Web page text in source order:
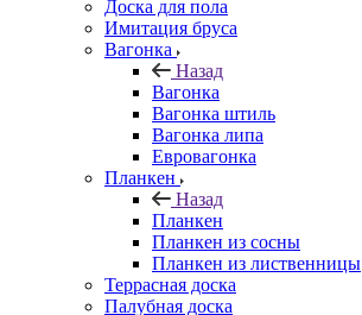
Доска для пола
Имитация бруса
Вагонка
Назад
Вагонка
Вагонка штиль
Вагонка липа
Евровагонка
Планкен
Назад
Планкен
Планкен из сосны
Планкен из лиственницы
Террасная доска
Палубная доска